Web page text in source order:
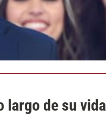
largo de su vida